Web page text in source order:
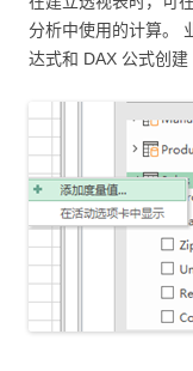
分析中使用的计算。
达式和 DAX 公式创建